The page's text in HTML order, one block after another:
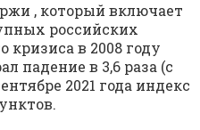
, который включает
российских
кризиса в 2008 году
падение в 3,6 раза (с
2021 года индекс